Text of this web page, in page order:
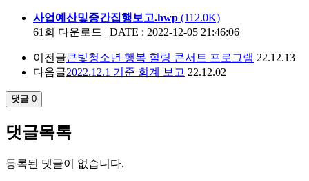
사업예산및중간집행보고.hwp (112.0K)
61회 다운로드 | DATE : 2022-12-05 21:46:06
이전글큰빛청소년 행복 힐링 콘서트 프로그램 22.12.13
다음글2022.12.1 기준 회계 보고 22.12.02
댓글 0
댓글목록
등록된 댓글이 없습니다.